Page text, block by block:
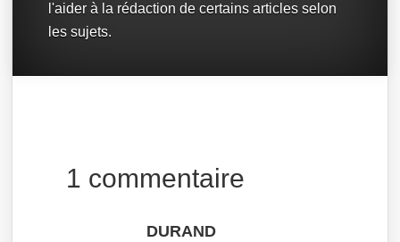
l'aider à la rédaction de certains articles selon
les sujets.
1 commentaire
DURAND